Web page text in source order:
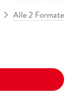
Alle 2 Formate